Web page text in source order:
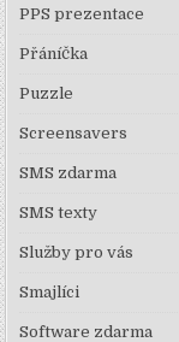
PPS prezentace
Přáníčka
Puzzle
Screensavers
SMS zdarma
SMS texty
Služby pro vás
Smajlíci
Software zdarma